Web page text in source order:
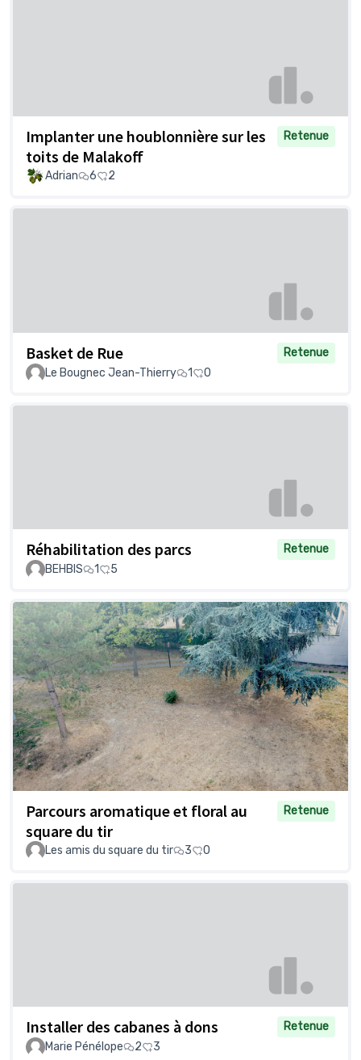
Implanter une houblonnière sur les
toits de Malakoff
Retenue
Adrian 6 2
Basket de Rue
Retenue
Le Bougnec Jean-Thierry
1 0
Réhabilitation des parcs
Retenue
BEHBIS
1 5
Parcours aromatique et floral au
square du tir
Retenue
Les amis du square du tir 3 0
Installer des cabanes à dons
Retenue
Marie Pénélope
2 3